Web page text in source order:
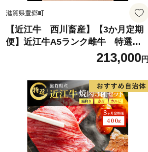
滋賀県豊郷町
【近江牛 西川畜産】【3か月定期
便】近江牛A5ランク雌牛 特選牛
213,000円